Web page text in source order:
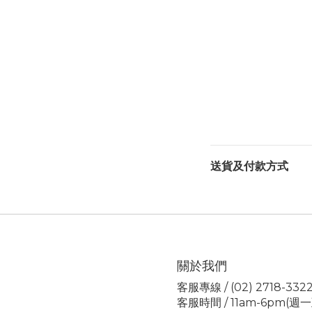
送貨及付款方式
關於我們
客服專線 / (02) 2718-3322
客服時間 / 11am-6pm(週